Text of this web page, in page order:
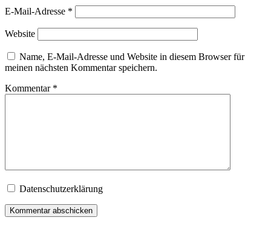
E-Mail-Adresse *
Website
Name, E-Mail-Adresse und Website in diesem Browser für
meinen nächsten Kommentar speichern.
Kommentar *
Datenschutzerklärung